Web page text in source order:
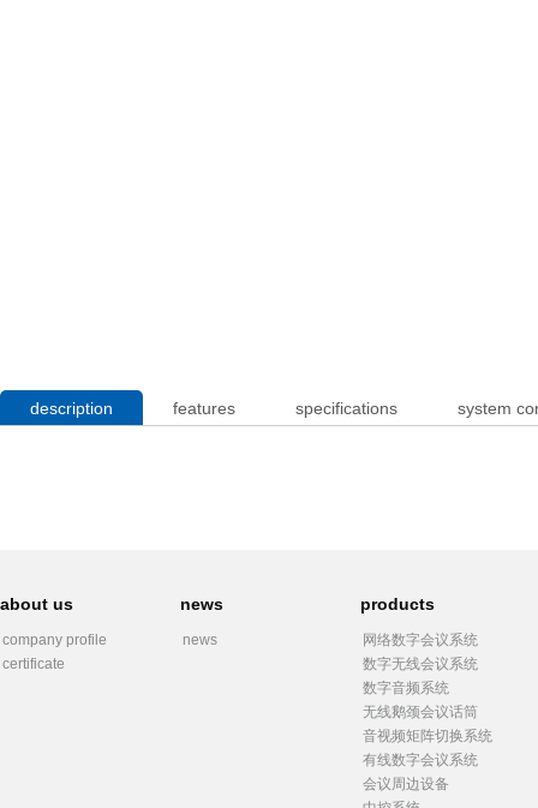
description features specifications system
about us
company profile
certificate
news
news
products
网络数字会议系统
数字无线会议系统
数字音频系统
无线鹅颈会议话筒
音视频矩阵切换系统
有线数字会议系统
会议周边设备